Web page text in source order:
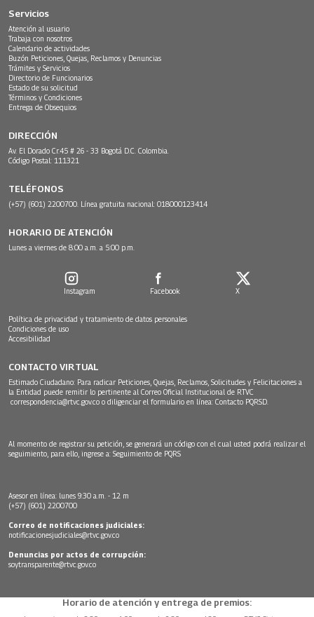
Servicios
Atención al usuario
Trabaja con nosotros
Calendario de actividades
Buzón Peticiones, Quejas, Reclamos y Denuncias
Trámites y Servicios
Directorio de Funcionarios
Estado de su solicitud
Términos y Condiciones
Entrega de Obsequios
DIRECCIÓN
Av. El Dorado Cr.45 # 26 - 33 Bogotá D.C. Colombia.
Código Postal: 111321
TELÉFONOS
(+57) (601) 2200700. Línea gratuita nacional: 018000123414
HORARIO DE ATENCIÓN
Lunes a viernes de 8:00 a.m. a 5:00 p.m.
Instagram Facebook X
Política de privacidad y tratamiento de datos personales
Condiciones de uso
Accesibilidad
CONTACTO VIRTUAL
Estimado Ciudadano: Para radicar Peticiones, Quejas, Reclamos, Solicitudes y Felicitaciones a
la Entidad puede remitir lo pertinente al Correo Oficial Institucional de RTVC
correspondencia@rtvc.gov.co o diligenciar el formulario en línea: Contacto PQRSD.
Al momento de registrar su petición, se generará un código con el cual usted podrá realizar el
seguimiento, para ello, ingrese a: Seguimiento de PQRS
Asesor en línea: lunes 9:30 a.m. - 12 m
(+57) (601) 2200700
Correo de notificaciones judiciales:
notificacionesjudiciales@rtvc.gov.co
Denuncias por actos de corrupción:
soytransparente@rtvc.gov.co
Horario de atención y entrega de premios: